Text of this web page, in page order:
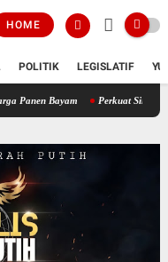
HOME
POLITIK LEGISLATIF
Bayam Perkuat Sinergi